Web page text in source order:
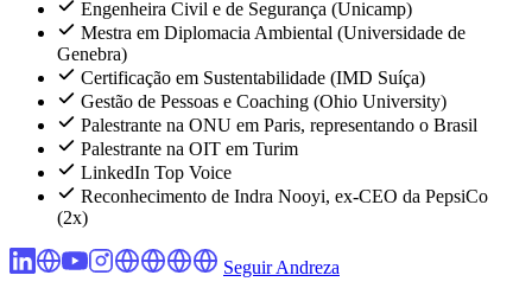
Engenheira Civil e de Segurança (Unicamp)
Mestra em Diplomacia Ambiental (Universidade de
Genebra)
Certificação em Sustentabilidade (IMD Suíça)
Gestão de Pessoas e Coaching (Ohio University)
Palestrante na ONU em Paris, representando o Brasil
Palestrante na OIT em Turim
LinkedIn Top Voice
Reconhecimento de Indra Nooyi, ex-CEO da PepsiCo
(2x)
Seguir Andreza